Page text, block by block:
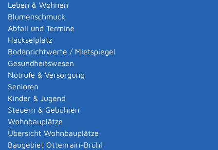
Leben & Wohnen
Blumenschmuck
Abfall und Termine
Häckselplatz
Bodenrichtwerte / Mietspiegel
Gesundheitswesen
Notrufe & Versorgung
Senioren
Kinder & Jugend
Steuern & Gebühren
Wohnbauplätze
Übersicht Wohnbauplätze
Baugebiet Ottenrain-Brühl
Erforderliche Unterlagen
Welche Unterlagen Sie benötigen, erfahren Sie
von Ihrem Einheitlichen Ansprechpartner.
Kosten
Keine.
Es können Kosten für einzelne Genehmigungen
entstehen.
Bearbeitungsdauer
Wenn Ihre Unterlagen vollständig sind, werden die